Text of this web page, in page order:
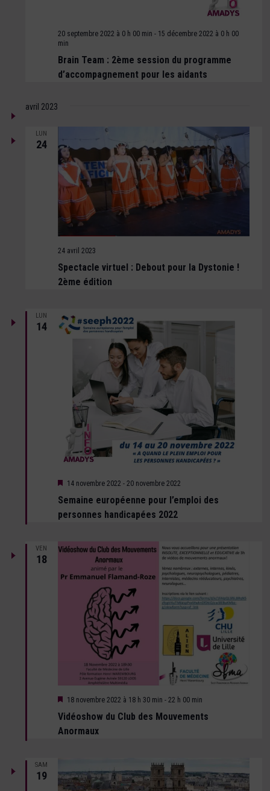
Brain Team : 2ème session du programme
d’accompagnement pour les aidants
20 septembre 2022 à 0 h 00 min - 15 décembre 2022 à 0 h 00
min
avril 2023
LUN
24
Spectacle virtuel : Debout pour la Dystonie !
2ème édition
24 avril 2023
LUN
14
Semaine européenne pour l’emploi des
personnes handicapées 2022
Mis
avant
14 novembre 2022 - 20 novembre 2022
VEN
18
Vidéoshow du Club des Mouvements
Anormaux
Mis
avant
18 novembre 2022 à 18 h 30 min - 22 h 00 min
SAM
19